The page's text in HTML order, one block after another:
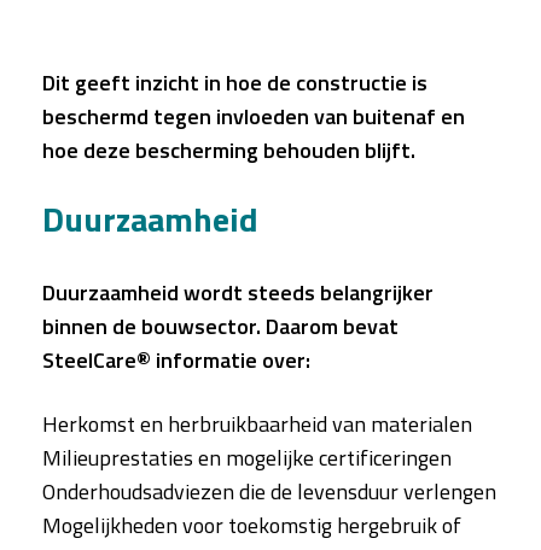
Dit geeft inzicht in hoe de constructie is
beschermd tegen invloeden van buitenaf en
hoe deze bescherming behouden blijft.
Duurzaamheid
Duurzaamheid wordt steeds belangrijker
binnen de bouwsector. Daarom bevat
SteelCare® informatie over:
Herkomst en herbruikbaarheid van materialen
Milieuprestaties en mogelijke certificeringen
Onderhoudsadviezen die de levensduur verlengen
Mogelijkheden voor toekomstig hergebruik of